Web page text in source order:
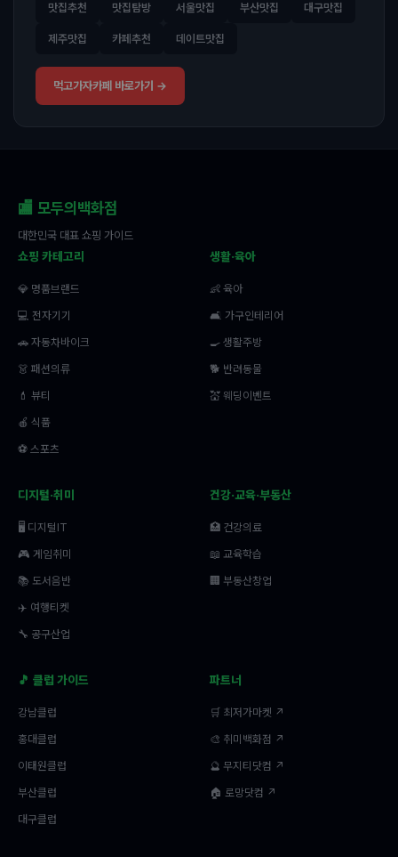
맛집추천 맛집탐방 서울맛집 부산맛집 대구맛집
제주맛집 카페추천 데이트맛집
먹고가자카페 바로가기 →
🏬 모두의백화점
대한민국 대표 쇼핑 가이드
쇼핑 카테고리
💎 명품브랜드
💻 전자기기
🚗 자동차바이크
👗 패션의류
💄 뷰티
🍎 식품
⚽ 스포츠
생활·육아
👶 육아
🛋️ 가구인테리어
🍳 생활주방
🐕 반려동물
💒 웨딩이벤트
디지털·취미
🖥️ 디지털IT
🎮 게임취미
📚 도서음반
✈️ 여행티켓
🔧 공구산업
건강·교육·부동산
🏥 건강의료
📖 교육학습
🏢 부동산창업
🎵 클럽 가이드
강남클럽
홍대클럽
이태원클럽
부산클럽
대구클럽
파트너
🛒 최저가마켓 ↗
🎨 취미백화점 ↗
🔮 무지티닷컴 ↗
🏠 로망닷컴 ↗